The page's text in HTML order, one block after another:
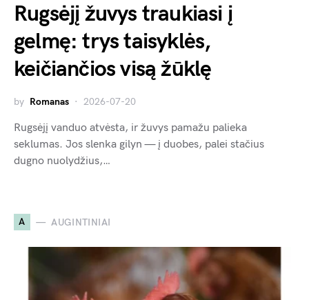
Rugsėjį žuvys traukiasi į
gelmę: trys taisyklės,
keičiančios visą žūklę
by Romanas 2026-07-20
Rugsėjį vanduo atvėsta, ir žuvys pamažu palieka
seklumas. Jos slenka gilyn — į duobes, palei stačius
dugno nuolydžius,…
A AUGINTINIAI